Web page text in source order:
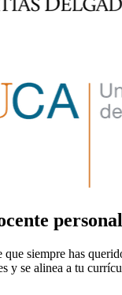
personal
que siempre has
y se alinea a tu